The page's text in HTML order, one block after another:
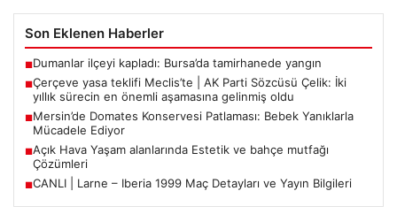
Son Eklenen Haberler
■Dumanlar ilçeyi kapladı: Bursa’da tamirhanede yangın
■Çerçeve yasa teklifi Meclis’te | AK Parti Sözcüsü Çelik: İki
yıllık sürecin en önemli aşamasına gelinmiş oldu
■Mersin’de Domates Konservesi Patlaması: Bebek Yanıklarla
Mücadele Ediyor
■Açık Hava Yaşam alanlarında Estetik ve bahçe mutfağı
Çözümleri
■CANLI | Larne – Iberia 1999 Maç Detayları ve Yayın Bilgileri